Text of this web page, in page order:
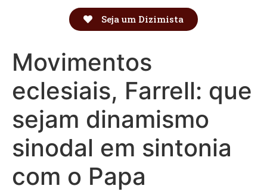
Seja um Dizimista
Movimentos
eclesiais, Farrell: que
sejam dinamismo
sinodal em sintonia
com o Papa